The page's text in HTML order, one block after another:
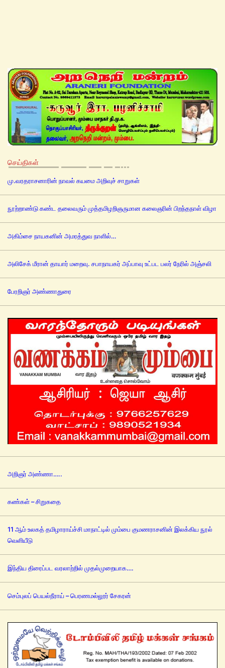
செய்திகள்
மு.வரதராசனாரின் நாவல் கயமை அறிவுச் சாறுகள்
நூற்றாண்டு கண்ட தலைவரும் முத்தமிழறிஞருமான கலைஞரின் பிறந்தநாள் விழா
அகிம்சை நாயகனின் அமரத்துவ நாளில்…
அலிசேக் மீரான் தாயார் மறைவு. சபாநாயகர் அப்பாவு உட்பட பலர் நேரில் அஞ்சலி
பேரறிஞர் அண்ணாதுரை
அறிஞர் அண்ணா…..
கண்கள் – சிறுகதை
11 ஆம் உலகத் தமிழாராய்ச்சி மாநாட்டில் மும்பை குமணராசனின் இலக்கிய நூல்
வெளியீடு
இந்திய திரைப்பட வரலாற்றில் முதல்முறையாக….
செம்புலப் பெயல்நீராய் – பெரணமல்லூர் சேகரன்